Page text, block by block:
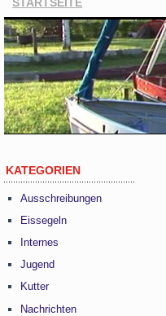
KATEGORIEN
Ausschreibungen
Eissegeln
Internes
Jugend
Kutter
Nachrichten